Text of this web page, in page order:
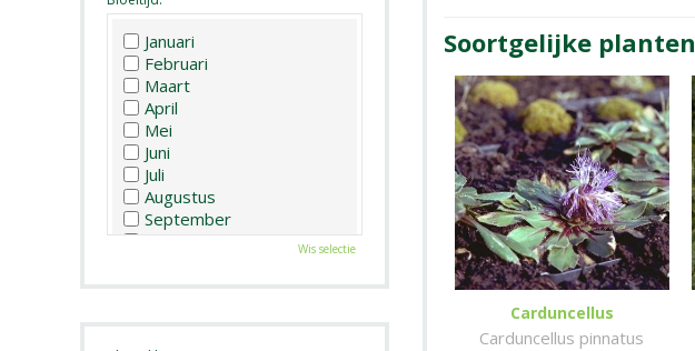
Soortgelijke planten
Carduncellus
Carduncellus pinnatus
Januari
Februari
Maart
April
Mei
Juni
Juli
Augustus
September
Oktober
Wis selectie